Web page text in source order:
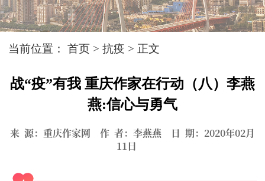
当前位置：首页 >抗疫 > 正文
战“疫”有我 重庆作家在行动（八）李燕
燕:信心与勇气
来 源：重庆作家网 作 者：李燕燕 日 期：2020年02月
11日